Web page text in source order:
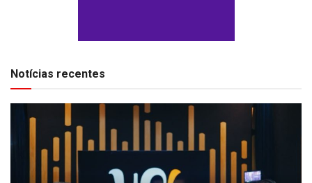
Notícias recentes